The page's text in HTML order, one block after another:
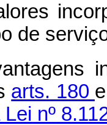
de
arts. 180 e
nº